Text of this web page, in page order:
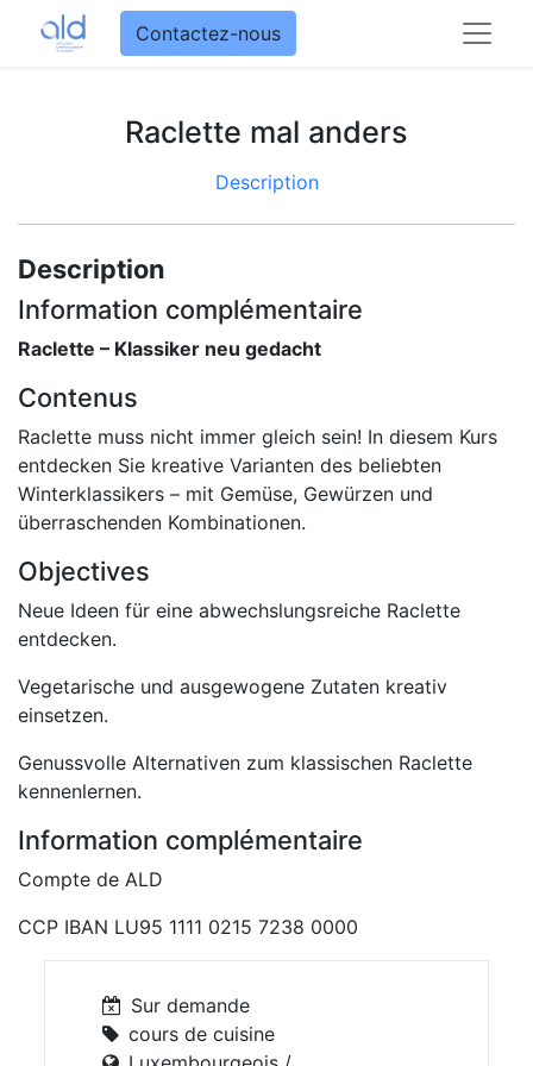
Contactez-nous
Raclette mal anders
Description
Description
Information complémentaire
Raclette – Klassiker neu gedacht
Contenus
Raclette muss nicht immer gleich sein! In diesem Kurs
entdecken Sie kreative Varianten des beliebten
Winterklassikers – mit Gemüse, Gewürzen und
überraschenden Kombinationen.
Objectives
Neue Ideen für eine abwechslungsreiche Raclette
entdecken.
Vegetarische und ausgewogene Zutaten kreativ
einsetzen.
Genussvolle Alternativen zum klassischen Raclette
kennenlernen.
Information complémentaire
Compte de ALD
CCP IBAN LU95 1111 0215 7238 0000
Sur demande
cours de cuisine